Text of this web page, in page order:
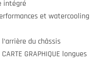
intégré
et watercooling
du châssis
GRAPHIQUE longues